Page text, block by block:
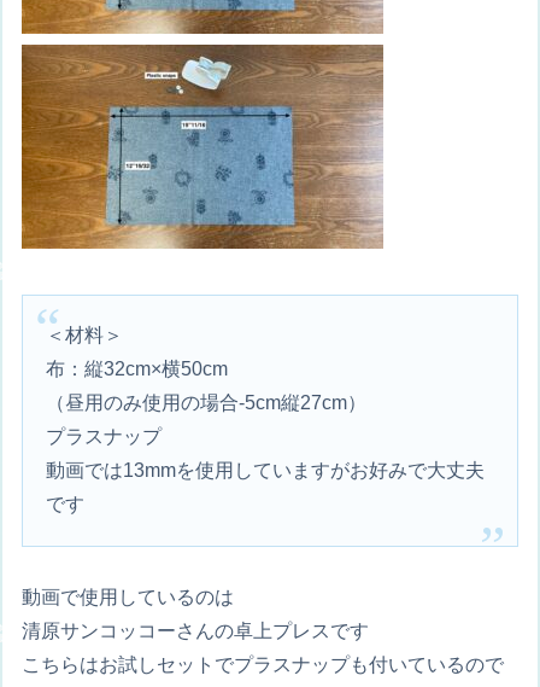
＜材料＞
布：縦32cm×横50cm
（昼用のみ使用の場合-5cm縦27cm）
プラスナップ
動画では13mmを使用していますがお好みで大丈夫
です
動画で使用しているのは
清原サンコッコーさんの卓上プレスです
こちらはお試しセットでプラスナップも付いているので